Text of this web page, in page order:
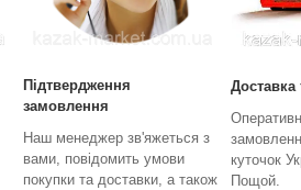
Підтвердження
замовлення
Наш менеджер зв'яжеться з
вами, повідомить умови
покупки та доставки, а також
Доставка
куточок
Пощой.